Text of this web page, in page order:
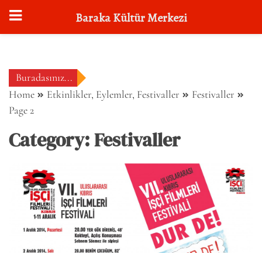
contentBuradasınız...
Home
Etkinlikler, Eylemler, Festivaller
Festivaller
Page 2
Category:Festivaller
Baraka Kültür Merkezi